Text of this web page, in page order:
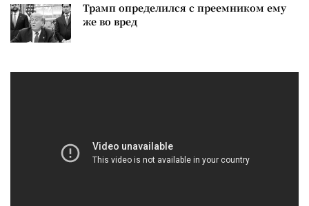
Трамп определился с преемником ему
же во вред